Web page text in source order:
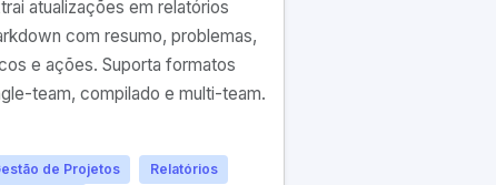
atualizações em relatórios
com resumo, problemas,
e ações. Suporta formatos
team, compilado e multi-team.
de Projetos
Relatórios